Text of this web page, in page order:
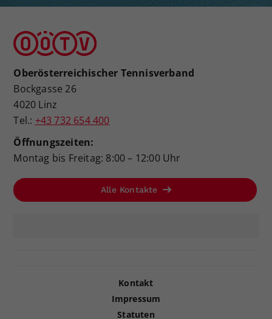
Oberösterreichischer Tennisverband
Bockgasse 26
4020 Linz
Tel.: +43 732 654 400
Öffnungszeiten:
Montag bis Freitag: 8:00 – 12:00 Uhr
Alle Kontakte
Kontakt
Impressum
Statuten